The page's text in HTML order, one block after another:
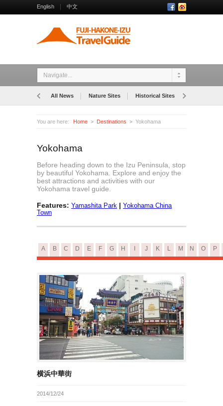
English 中文
Navigate...
All News Nature Sites Historical Sites
You are here: Home Destinations Yokohama
Yokohama
Before heading down to the Izu Peninsula, stop
by beautiful Yokohama. Explore and enjoy the
best attractions and activities with our
Yokohama travel guide.
Features: Yamashita Park | Yokohama China
Town
A B C D E F G H J K L M N O P
横浜中華街
2014/12/24